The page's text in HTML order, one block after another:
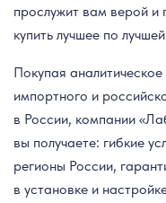
прослужит вам верой и
купить лучшее по
Покупая
импортного и
в России, компании
вы получаете: гибкие
регионы России,
в установке и